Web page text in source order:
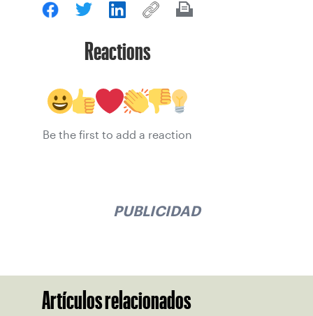
Reactions
Be the first to add a reaction
PUBLICIDAD
Artículos relacionados